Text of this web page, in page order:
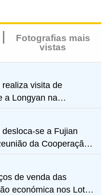
Fotografias mais
vistas
visita de
a Longyan na
se a Fujian
da Cooperação
de venda das
económica nos Lotes